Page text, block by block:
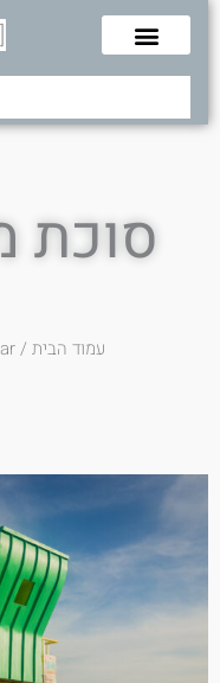
Search
Search Button
סוכת
עמוד הבית/